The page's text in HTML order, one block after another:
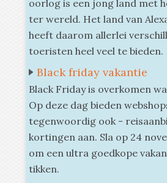
oorlog is een jong land met
ter wereld. Het land van
heeft daarom allerlei
toeristen heel veel te bieden.
Black friday vakantie
Black Friday is overkomen
Op deze dag bieden
tegenwoordig ook -
kortingen aan. Sla op 24
om een ultra goedkope
tikken.